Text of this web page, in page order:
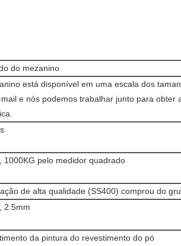
do mezanino
está disponível em uma escala dos
e nós podemos trabalhar junto para obter
1000KG pelo medidor quadrado
de alta qualidade (SS400) comprou do
2.5mm
da pintura do revestimento do pó